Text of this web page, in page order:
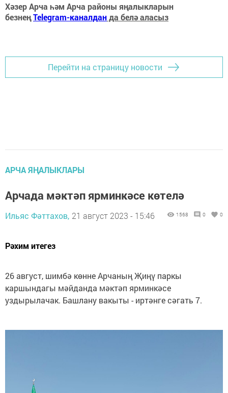
Хәзер Арча һәм Арча районы яңалыкларын
безнеңTelegram-каналданда белә аласыз
Перейти на страницу новости
АРЧА ЯҢАЛЫКЛАРЫ
Арчада мәктәп ярминкәсе көтелә
Ильяс Фәттахов, 21 август 2023 - 15:46 1568 0 0
Рәхим итегез
26 август, шимбә көнне Арчаның Җиңү паркы
каршындагы мәйданда мәктәп ярминкәсе
уздырылачак. Башлану вакыты - иртәнге сәгать 7.